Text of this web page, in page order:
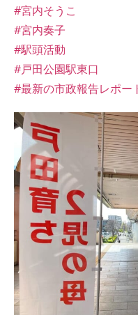
#宮内そうこ
#宮内奏子
#駅頭活動
#戸田公園駅東口
#最新の市政報告レポー